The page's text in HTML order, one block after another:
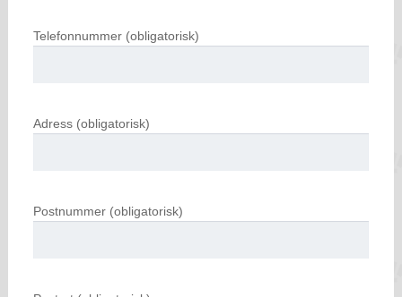
Telefonnummer (obligatorisk)
Adress (obligatorisk)
Postnummer (obligatorisk)